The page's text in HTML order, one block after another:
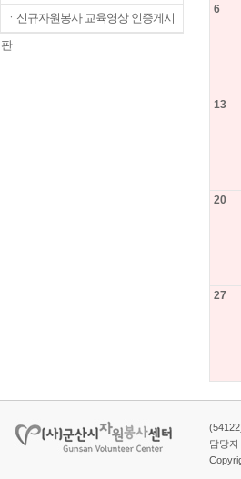
ㆍ신규자원봉사 교육영상 인증게시
판
6
13
20
27
담당